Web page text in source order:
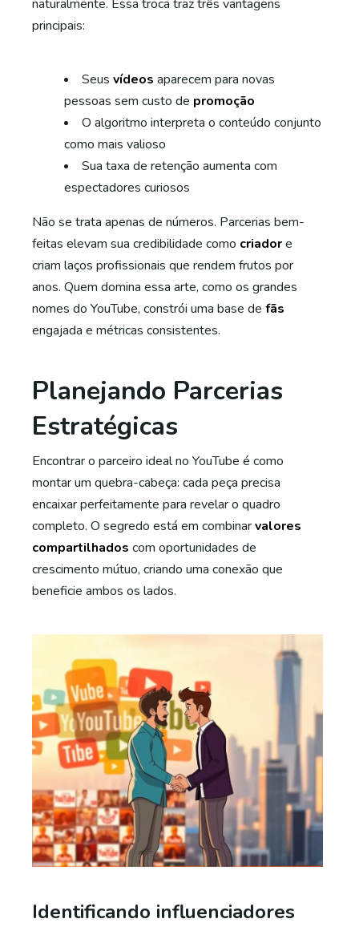
naturalmente. Essa troca traz três vantagens
principais:
Seus vídeos aparecem para novas
pessoas sem custo de promoção
O algoritmo interpreta o conteúdo conjunto
como mais valioso
Sua taxa de retenção aumenta com
espectadores curiosos
Não se trata apenas de números. Parcerias bem-
feitas elevam sua credibilidade como criadore
criam laços profissionais que rendem frutos por
anos. Quem domina essa arte, como os grandes
nomes do YouTube, constrói uma base de fãs
engajada e métricas consistentes.
Planejando Parcerias
Estratégicas
Encontrar o parceiro ideal no YouTube é como
montar um quebra-cabeça: cada peça precisa
encaixar perfeitamente para revelar o quadro
completo. O segredo está em combinarvalores
compartilhados com oportunidades de
crescimento mútuo, criando uma conexão que
beneficie ambos os lados.
Identificando influenciadores